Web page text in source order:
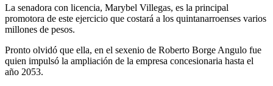
La senadora con licencia, Marybel Villegas, es la principal
promotora de este ejercicio que costará a los quintanarroenses varios
millones de pesos.
Pronto olvidó que ella, en el sexenio de Roberto Borge Angulo fue
quien impulsó la ampliación de la empresa concesionaria hasta el
año 2053.